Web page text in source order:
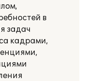
в
задач
кадрами,